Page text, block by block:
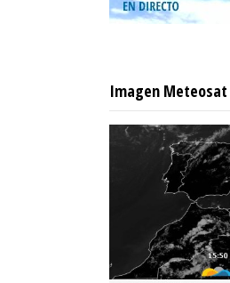
Imagen Meteosat